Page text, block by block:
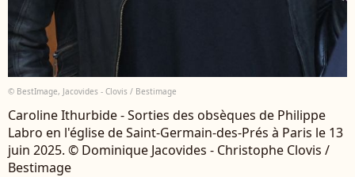
© BestImage, Jacovides - Clovis / Bestimage
Caroline Ithurbide - Sorties des obsèques de Philippe
Labro en l'église de Saint-Germain-des-Prés à Paris le 13
juin 2025. © Dominique Jacovides - Christophe Clovis /
Bestimage